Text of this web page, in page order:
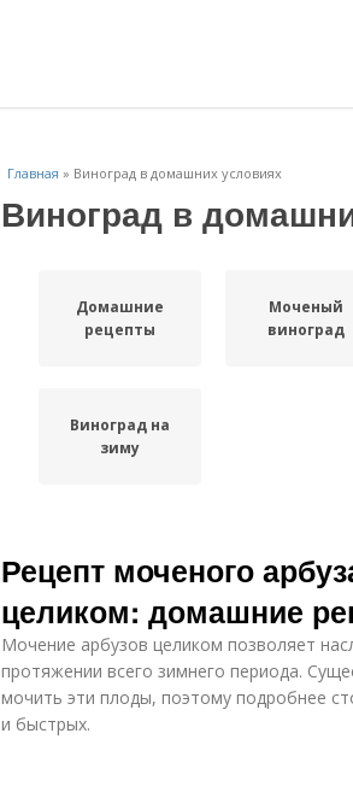
Главная » Виноград в домашних условиях
Виноград в
Домашние
рецепты
Моченый
виноград
Виноград на
зиму
Рецепт моченого
целиком: домашние
Мочение арбузов целиком позволяет
протяжении всего зимнего периода.
мочить эти плоды, поэтому подробнее
и быстрых.